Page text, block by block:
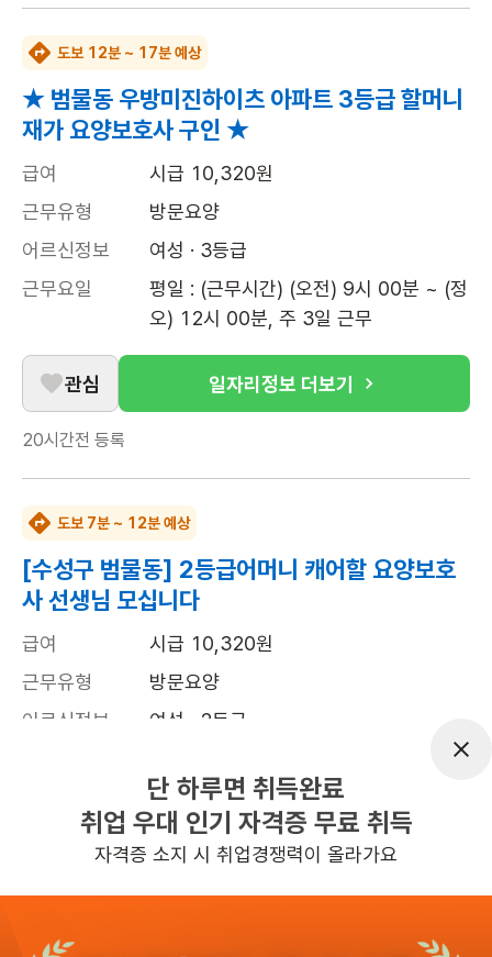
도보 12분 ~ 17분 예상
★ 범물동 우방미진하이츠 아파트 3등급 할머니
재가 요양보호사 구인 ★
급여
시급 10,320원
근무유형
방문요양
어르신정보
여성 · 3등급
근무요일
평일 : (근무시간) (오전) 9시 00분 ~ (정
오) 12시 00분, 주 3일 근무
관심 일자리정보 더보기
20시간전 등록
도보 7분 ~ 12분 예상
[수성구 범물동] 2등급어머니 캐어할 요양보호
사 선생님 모십니다
급여
시급 10,320원
근무유형
방문요양
어르신정보
여성 · 2등급
평일 : (근무시간) (오전) 9시 00분 ~ (오
후) 1시 00분, 주 6일 근무
관심 일자리정보 더보기
2일전등록
단 하루면 취득완료
취업 우대 인기 자격증 무료 취득
자격증 소지 시 취업경쟁력이 올라가요